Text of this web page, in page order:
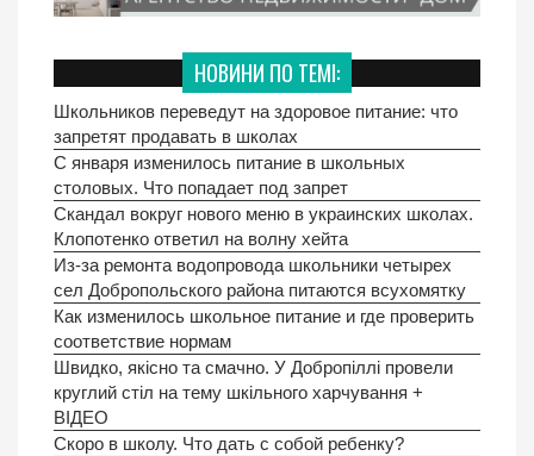
НОВИНИ ПО ТЕМІ:
Школьников переведут на здоровое питание: что
запретят продавать в школах
С января изменилось питание в школьных
столовых. Что попадает под запрет
Скандал вокруг нового меню в украинских школах.
Клопотенко ответил на волну хейта
Из-за ремонта водопровода школьники четырех
сел Добропольского района питаются всухомятку
Как изменилось школьное питание и где проверить
соответствие нормам
Швидко, якісно та смачно. У Добропіллі провели
круглий стіл на тему шкільного харчування +
ВІДЕО
Скоро в школу. Что дать с собой ребенку?